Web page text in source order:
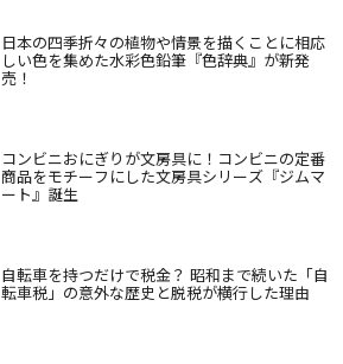
日本の四季折々の植物や情景を描くことに相応
しい色を集めた水彩色鉛筆『色辞典』が新発
売！
コンビニおにぎりが文房具に！コンビニの定番
商品をモチーフにした文房具シリーズ『ジムマ
ート』誕生
自転車を持つだけで税金？ 昭和まで続いた「自
転車税」の意外な歴史と脱税が横行した理由